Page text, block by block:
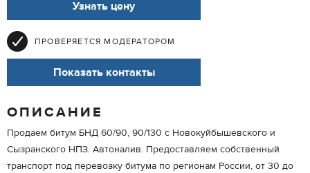
Узнать цену
ПРОВЕРЯЕТСЯ МОДЕРАТОРОМ
Показать контакты
ОПИСАНИЕ
Продаем битум БНД 60/90, 90/130 с Новокуйбышевского и
Сызранского НПЗ. Автоналив. Предоставляем собственный
транспорт под перевозку битума по регионам России, от 30 до